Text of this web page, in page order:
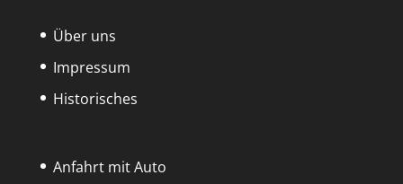
Über uns
Impressum
Historisches
Anfahrt mit Auto